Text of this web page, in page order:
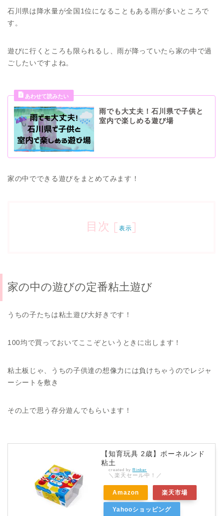
石川県は降水量が全国1位になることもある雨が多いところで
す。
遊びに行くところも限られるし、雨が降っていたら家の中で過
ごしたいですよね。
雨でも大丈夫！石川県で子供と
室内で楽しめる遊び場
家の中でできる遊びをまとめてみます！
目次 [ 表示]
家の中の遊びの定番粘土遊び
うちの子たちは粘土遊び大好きです！
100均で買っておいてここぞというときに出します！
粘土板じゃ、うちの子供達の想像力には負けちゃうのでレジャ
ーシートを敷き
その上で思う存分遊んでもらいます！
【知育玩具 2歳】ボーネルンド
粘土
created by Rinker
＼楽天セール中！／
Amazon 楽天市場
Yahooショッピング